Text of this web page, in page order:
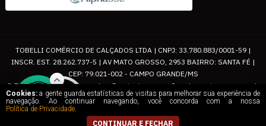
TOBELLI COMÉRCIO DE CALÇADOS LTDA | CNPJ: 33.780.883/0001-59 |
INSCR. EST. 28.262.737-5 | AV MATO GROSSO, 2953 BAIRRO: SANTA FÉ |
CEP: 79.021-002 - CAMPO GRANDE/MS
© Todos os direitos reservados. Eventuais promoções, descontos e prazos de
pagamento expostos aqui são válidos apenas para compras via internet. As
fotos, textos e layout aqui veiculados são de propriedade da Loja. É proibida a
utilização total ou parcial sem nossa autorização.
Cookies: a gente guarda estatísticas de visitas para melhorar sua experiência de
navegação. Ao continuar navegando, você concorda com a nossa
Política de Privacidade.
CONTINUAR E FECHAR